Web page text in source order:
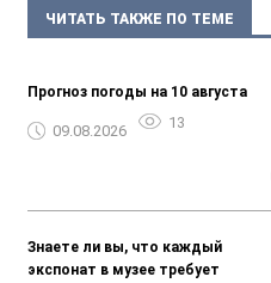
ЧИТАТЬ ТАКЖЕ ПО ТЕМЕ
Прогноз погоды на 10 августа
09.08.2026 13
Знаете ли вы, что каждый
экспонат в музее требует